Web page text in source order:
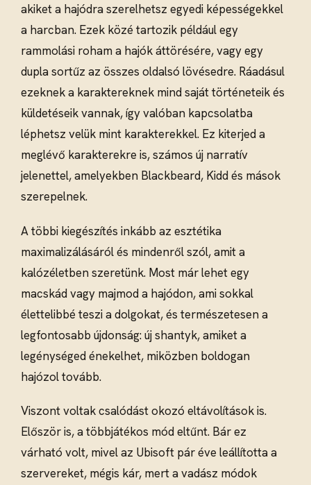
akiket a hajódra szerelhetsz egyedi képességekkel
a harcban. Ezek közé tartozik például egy
rammolási roham a hajók áttörésére, vagy egy
dupla sortűz az összes oldalsó lövésedre. Ráadásul
ezeknek a karaktereknek mind saját történeteik és
küldetéseik vannak, így valóban kapcsolatba
léphetsz velük mint karakterekkel. Ez kiterjed a
meglévő karakterekre is, számos új narratív
jelenettel, amelyekben Blackbeard, Kidd és mások
szerepelnek.
A többi kiegészítés inkább az esztétika
maximalizálásáról és mindenről szól, amit a
kalózéletben szeretünk. Most már lehet egy
macskád vagy majmod a hajódon, ami sokkal
élettelibbé teszi a dolgokat, és természetesen a
legfontosabb újdonság: új shantyk, amiket a
legénységed énekelhet, miközben boldogan
hajózol tovább.
Viszont voltak csalódást okozó eltávolítások is.
Először is, a többjátékos mód eltűnt. Bár ez
várható volt, mivel az Ubisoft pár éve leállította a
szervereket, mégis kár, mert a vadász módok